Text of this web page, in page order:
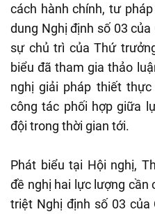
cách hành chính, tư
dung Nghị định số 03
sự chủ trì của Thứ
biểu đã tham gia thảo
nghị giải pháp thiết
công tác phối hợp giữa
đội trong thời gian tới.
Phát biểu tại Hội nghị,
đề nghị hai lực lượng cần
triệt Nghị định số 03 của